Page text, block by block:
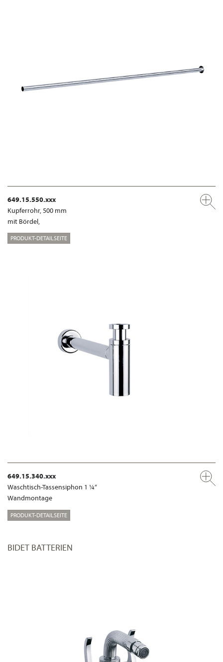
649.15.550.xxx
Kupferrohr, 500 mm
mit Bördel,
PRODUKT-DETAILSEITE
649.15.340.xxx
Waschtisch-Tassensiphon 1 ¼“
Wandmontage
PRODUKT-DETAILSEITE
BIDET BATTERIEN